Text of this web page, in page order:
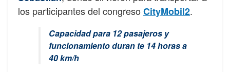
los participantes del congreso CityMobil2.
Capacidad para 12 pasajeros y
funcionamiento duran te 14 horas a
40 km/h